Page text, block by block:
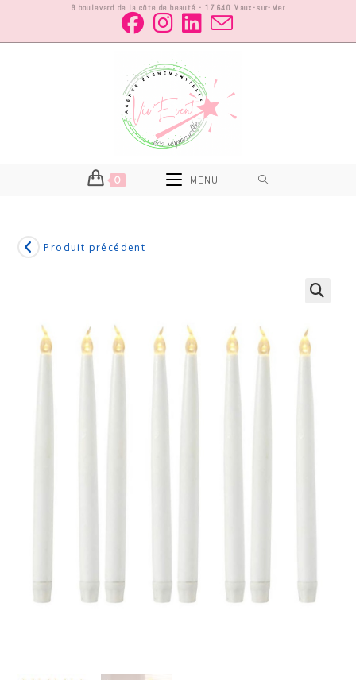
9 boulevard de la côte de beauté - 17640 Vaux-sur-Mer
0 MENU
Produit précédent